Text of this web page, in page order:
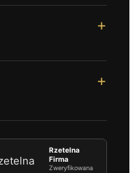
Rzetelna
Firma
Zweryfikowana